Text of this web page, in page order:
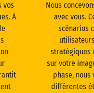
vos
À
Nous
avec vous.
scénarios
stratégiques
sur votre
phase,
différentes